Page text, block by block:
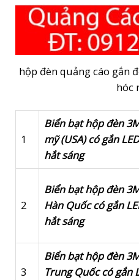
hộp đèn quảng cáo gắn
hóc
1
Biển bạt hộp đèn
mỹ (USA) có gắn
hắt sáng
2
Biển bạt hộp đèn
Hàn Quốc có gắn
hắt sáng
3
Biển bạt hộp đèn
Trung Quốc có gắn